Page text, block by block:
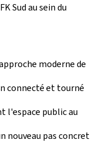
Sud au sein du
moderne de
connecté et tourné
l'espace public au
nouveau pas concret